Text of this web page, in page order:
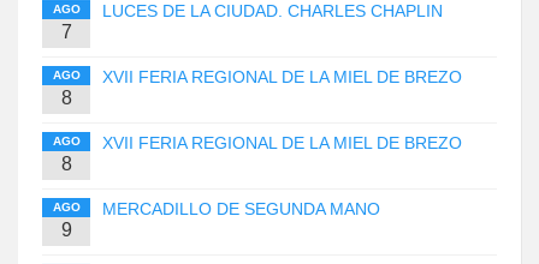
AGO
7
LUCES DE LA CIUDAD. CHARLES CHAPLIN
AGO
8
XVII FERIA REGIONAL DE LA MIEL DE BREZO
AGO
8
XVII FERIA REGIONAL DE LA MIEL DE BREZO
AGO
9
MERCADILLO DE SEGUNDA MANO